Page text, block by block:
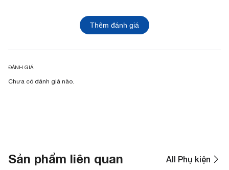
Thêm đánh giá
ĐÁNH GIÁ
Chưa có đánh giá nào.
Sản phẩm liên quan All Phụ kiện